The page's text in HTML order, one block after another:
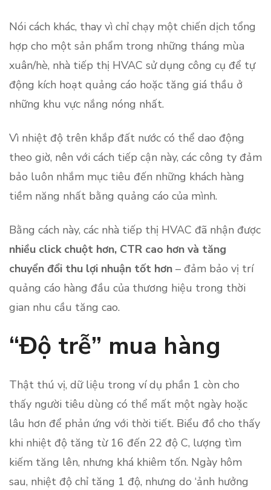
Nói cách khác, thay vì chỉ chạy một chiến dịch tổng
hợp cho một sản phẩm trong những tháng mùa
xuân/hè, nhà tiếp thị HVAC sử dụng công cụ để tự
động kích hoạt quảng cáo hoặc tăng giá thầu ở
những khu vực nắng nóng nhất.
Vì nhiệt độ trên khắp đất nước có thể dao động
theo giờ, nên với cách tiếp cận này, các công ty đảm
bảo luôn nhắm mục tiêu đến những khách hàng
tiềm năng nhất bằng quảng cáo của mình.
Bằng cách này, các nhà tiếp thị HVAC đã nhận được
nhiều click chuột hơn, CTR cao hơn và tăng
chuyển đổi thu lợi nhuận tốt hơn – đảm bảo vị trí
quảng cáo hàng đầu của thương hiệu trong thời
gian nhu cầu tăng cao.
“Độ trễ” mua hàng
Thật thú vị, dữ liệu trong ví dụ phần 1 còn cho
thấy người tiêu dùng có thể mất một ngày hoặc
lâu hơn để phản ứng với thời tiết. Biểu đồ cho thấy
khi nhiệt độ tăng từ 16 đến 22 độ C, lượng tìm
kiếm tăng lên, nhưng khá khiêm tốn. Ngày hôm
sau, nhiệt độ chỉ tăng 1 độ, nhưng do ‘ảnh hưởng